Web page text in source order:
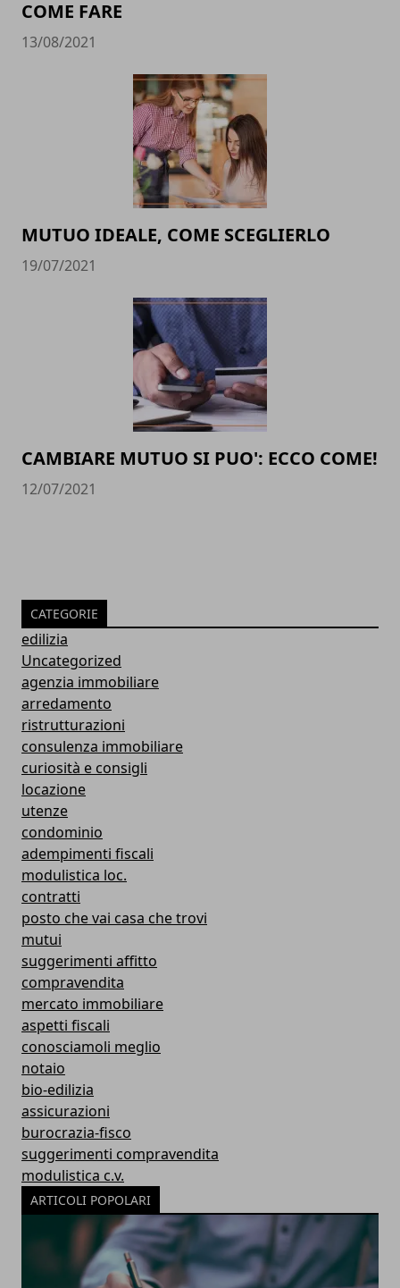
COME FARE
13/08/2021
MUTUO IDEALE, COME SCEGLIERLO
19/07/2021
CAMBIARE MUTUO SI PUO': ECCO COME!
12/07/2021
CATEGORIE
edilizia
Uncategorized
agenzia immobiliare
arredamento
ristrutturazioni
consulenza immobiliare
curiosità e consigli
locazione
utenze
condominio
adempimenti fiscali
modulistica loc.
contratti
posto che vai casa che trovi
mutui
suggerimenti affitto
compravendita
mercato immobiliare
aspetti fiscali
conosciamoli meglio
notaio
bio-edilizia
assicurazioni
burocrazia-fisco
suggerimenti compravendita
modulistica c.v.
ARTICOLI POPOLARI